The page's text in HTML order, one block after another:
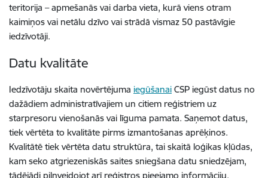
teritorija – apmešanās vai darba vieta, kurā viens otram
kaimiņos vai netālu dzīvo vai strādā vismaz 50 pastāvīgie
iedzīvotāji.
Datu kvalitāte
Iedzīvotāju skaita novērtējuma iegūšanai CSP iegūst datus no
dažādiem administratīvajiem un citiem reģistriem uz
starpresoru vienošanās vai līguma pamata. Saņemot datus,
tiek vērtēta to kvalitāte pirms izmantošanas aprēķinos.
Kvalitātē tiek vērtēta datu struktūra, tai skaitā loģikas kļūdas,
kam seko atgriezeniskās saites sniegšana datu sniedzējam,
tādējādi pilnveidojot arī reģistros pieejamo informāciju.